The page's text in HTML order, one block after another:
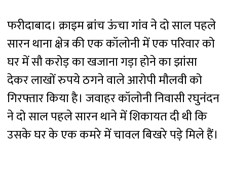
फरीदाबाद। क्राइम ब्रांच ऊंचा गांव ने दो साल पहले
सारन थाना क्षेत्र की एक कॉलोनी में एक परिवार को
घर में सौ करोड़ का खजाना गड़ा होने का झांसा
देकर लाखों रुपये ठगने वाले आरोपी मौलवी को
गिरफ्तार किया है। जवाहर कॉलोनी निवासी रघुनंदन
ने दो साल पहले सारन थाने में शिकायत दी थी कि
उसके घर के एक कमरे में चावल बिखरे पड़े मिले हैं।